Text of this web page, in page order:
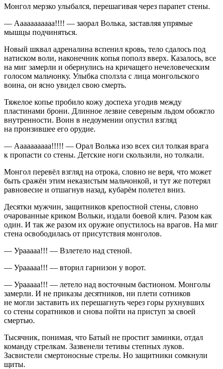
Монгол мерзко улыбался, перешагивая через парапет стены.
— Ааааааааааа!!!! — заорал Волька, заставляя упрямые
мышцы подчиняться.
Новый шквал адреналина вспенил кровь, тело сдалось под
натиском воли, наконечник копья пополз вверх. Казалось, все
на миг замерли и обернулись на кричащего нечеловеческим
голосом мальчонку. Улыбка сползла с лица монгольского
воина, он ясно увидел свою смерть.
Тяжелое копье пробило кожу доспеха угодив между
пластинами брони. Длинное лезвие северным льдом обожгло
внутренности. Воин в недоумении опустил взгляд
на пронзившее его орудие.
— Аааааааааа!!!!! — Орал Волька изо всех сил толкая врага
к пропасти со стены. Детские ноги скользили, но толкали.
Монгол перевёл взгляд на отрока, словно не веря, что может
быть сражён этим неказистым мальчонкой, и тут же потерял
равновесие и отшагнув назад, кубарём полетел вниз.
Десятки мужчин, защитников крепостной стены, словно
очарованные криком Вольки, издали боевой клич. Разом как
один. И так же разом их оружие опустилось на врагов. На миг
стена освободилась от присутствия монголов.
— Урааааа!!! — Взлетело над стеной.
— Урааааа!!! — вторил гарнизон у ворот.
— Урааааа!!! — летело над восточным бастионом. Монголы
замерли. И не приказы десятников, ни плети сотников
не могли заставить их перешагнуть через горы рухнувших
со стены соратников и снова пойти на приступ за своей
смертью.
Тысячник, понимая, что Батый не простит заминки, отдал
команду стрелкам. Зазвенели тетивы степных луков.
Засвистели смертоносные стрелы. Но защитники сомкнули
щиты.